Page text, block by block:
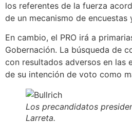
los referentes de la fuerza
de un mecanismo de encuestas
En cambio, el PRO irá a
Gobernación. La búsqueda de
con resultados adversos en las
de su intención de voto como
Los precandidatos
Larreta.